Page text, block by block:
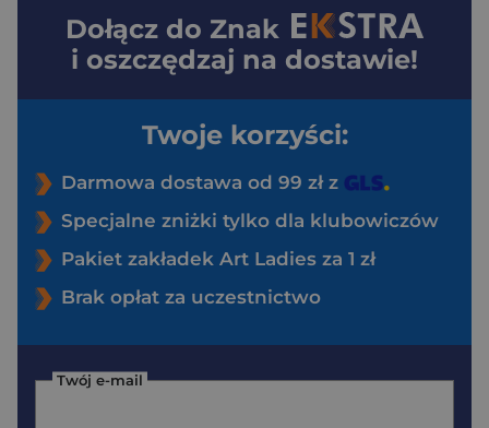
Dołącz do Znak
i oszczędzaj na dostawie!
Twoje korzyści:
Darmowa dostawa od 99 zł z
Specjalne zniżki tylko dla klubowiczów
Pakiet zakładek Art Ladies za 1 zł
Brak opłat za uczestnictwo
Twój e-mail